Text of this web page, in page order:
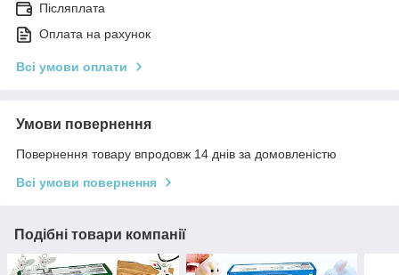
Післяплата
Оплата на рахунок
Всі умови оплати
Умови повернення
Повернення товару впродовж 14 днів за домовленістю
Всі умови повернення
Подібні товари компанії